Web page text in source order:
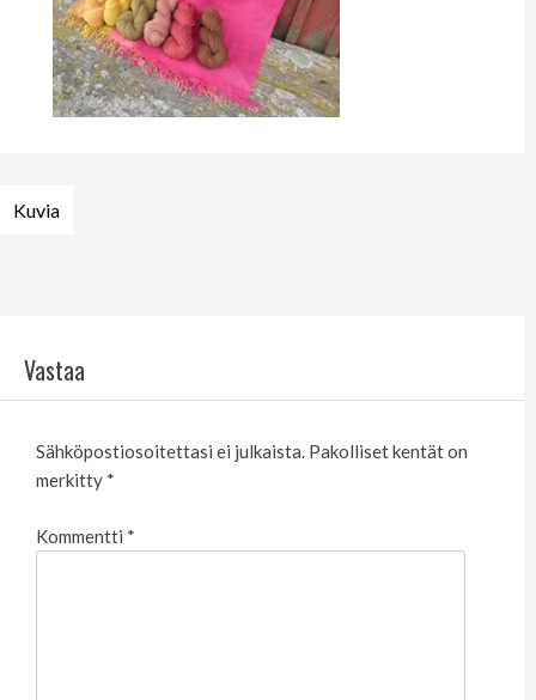
Linkit
Artikkelien
Kuvia
Vastaa
Sähköpostiosoitettasi ei julkaista. Pakolliset kentät on
merkitty *
Kommentti *